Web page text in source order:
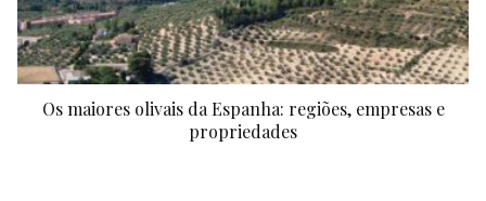
Os maiores olivais da Espanha: regiões, empresas e
propriedades